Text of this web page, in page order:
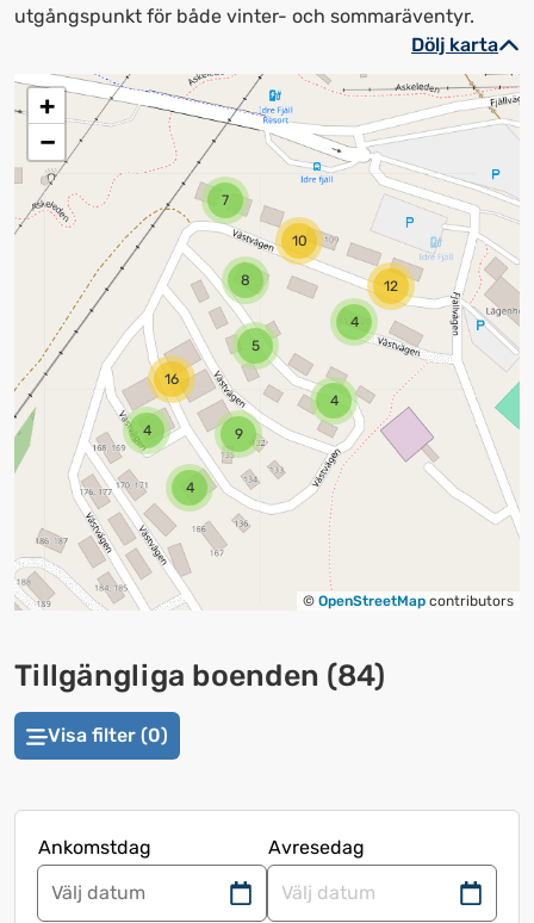
utgångspunkt för både vinter- och sommaräventyr.
Dölj karta
12
4
5
4
10
7
8
9
16
4
4
+
−
© OpenStreetMap contributors
Tillgängliga boenden (84)
Visa filter (0)
Ankomstdag
Avresedag
Navigera
Navigera